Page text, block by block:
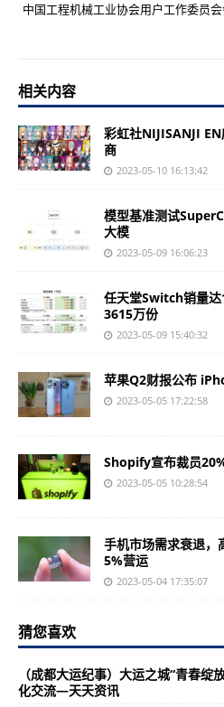
中国工程机械工业协会用户工作委员
相关内容
彩虹社NIJISANJI
商
2023-05-10 16:13:42
模型基准测试
大模
2023-05-09 16:06:23
任天堂Switch销量
3615万份
2023-05-09 15:40:32
苹果Q2财报公布
2023-05-05 17:22:58
Shopify宣布裁员
2023-05-05 10:28:54
手机市场需求衰退，
5%营运
2023-05-04 17:35:07
猜您喜欢
（成都大运纪事）大运之城“青春绽
化交流—天天资讯